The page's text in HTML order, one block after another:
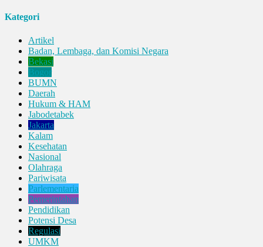
Kategori
Artikel
Badan, Lembaga, dan Komisi Negara
Bekasi
Bogor
BUMN
Daerah
Hukum & HAM
Jabodetabek
Jakarta
Kalam
Kesehatan
Nasional
Olahraga
Pariwisata
Parlementaria
Pemerintahan
Pendidikan
Potensi Desa
Regulasi
UMKM